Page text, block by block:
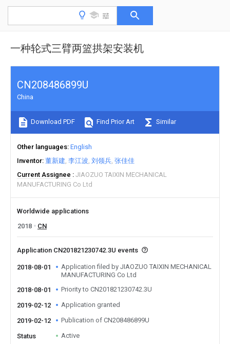
一种轮式三臂两篮拱架安装机
CN208486899U
China
Download PDF Find Prior Art Similar
Other languages English
Inventor 董新建 李江波 刘领兵 张佳佳
Current Assignee
JIAOZUO TAIXIN MECHANICAL
MANUFACTURING Co Ltd
Worldwide applications
2018
CN
Application CN201821230742.3U events
2018-08-01
Application filed by JIAOZUO TAIXIN MECHANICAL
MANUFACTURING Co Ltd
2018-08-01
Priority to CN201821230742.3U
2019-02-12 Application granted
2019-02-12 Publication of CN208486899U
Status Active